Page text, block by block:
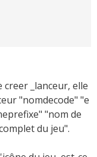
_lanceur, elle
"nomdecode" "e
"nom de
du jeu".